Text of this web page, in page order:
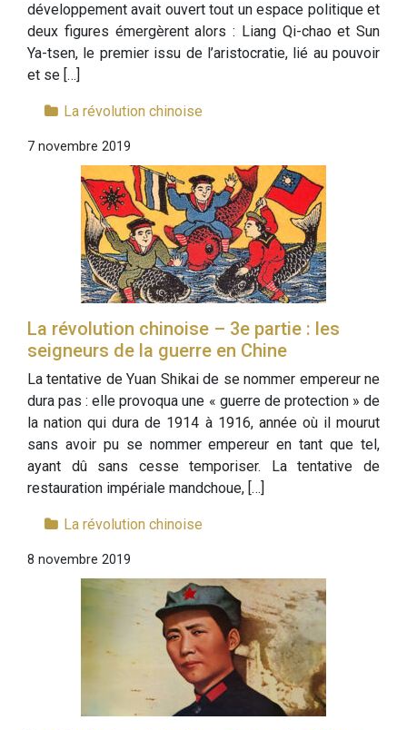
développement avait ouvert tout un espace politique et
deux figures émergèrent alors : Liang Qi-chao et Sun
Ya-tsen, le premier issu de l’aristocratie, lié au pouvoir
et se […]
La révolution chinoise
7 novembre 2019
La révolution chinoise – 3e partie : les
seigneurs de la guerre en Chine
La tentative de Yuan Shikai de se nommer empereur ne
dura pas : elle provoqua une « guerre de protection » de
la nation qui dura de 1914 à 1916, année où il mourut
sans avoir pu se nommer empereur en tant que tel,
ayant dû sans cesse temporiser. La tentative de
restauration impériale mandchoue, […]
La révolution chinoise
8 novembre 2019